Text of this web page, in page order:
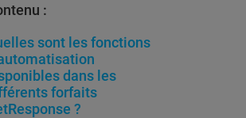
:
sont les fonctions
dans les
forfaits
?